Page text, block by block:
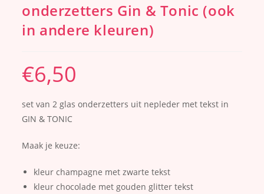
onderzetters Gin & Tonic (ook
in andere kleuren)
€6,50
set van 2 glas onderzetters uit nepleder met tekst in
GIN & TONIC
Maak je keuze:
kleur champagne met zwarte tekst
kleur chocolade met gouden glitter tekst